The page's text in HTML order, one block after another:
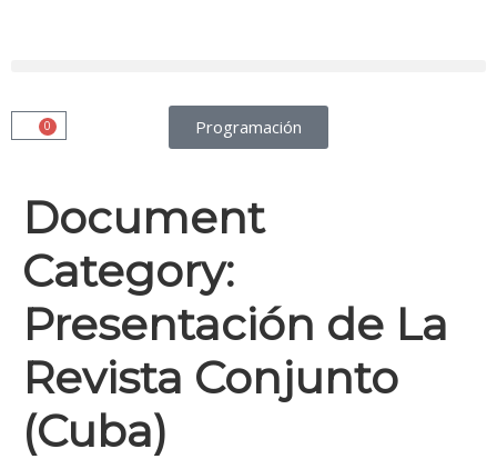
Programación
0
Document
Category:
Presentación de La
Revista Conjunto
(Cuba)